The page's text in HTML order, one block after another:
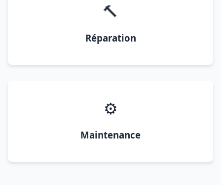
🔨
Réparation
⚙️
Maintenance